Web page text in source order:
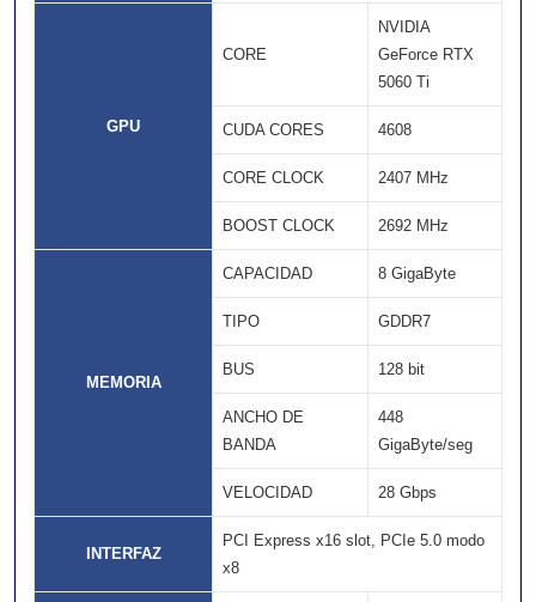
GPU
CORE
NVIDIA
GeForce RTX
5060 Ti
CUDA CORES 4608
CORE CLOCK 2407 MHz
BOOST CLOCK 2692 MHz
MEMORIA
CAPACIDAD 8 GigaByte
TIPO GDDR7
BUS 128 bit
ANCHO DE
BANDA
448
GigaByte/seg
VELOCIDAD 28 Gbps
INTERFAZ
PCI Express x16 slot, PCIe 5.0 modo
x8